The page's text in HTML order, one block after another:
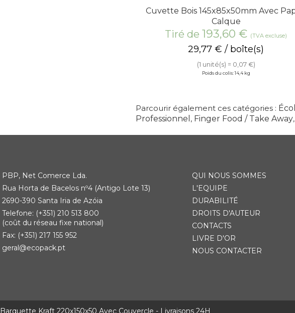
Cuvette Bois 145x85x50mm Avec
Calque
Tiré de 193,60 € (TVA excluse)
29,77 € / boîte(s)
(1 unité(s) = 0,07 €)
Poids du colis: 14,4 kg
Parcourir également ces catégories :
Professionnel , Finger Food / Take Away,
PBP, Net Comerce Lda.
Rua Horta de Bacelos nº4 (Antigo Lote 13)
2690-390 Santa Iria de Azóia
Telefone: (+351) 210 513 800
(coût du réseau fixe national)
Fax: (+351) 217 155 952
geral@ecopack.pt
QUI NOUS SOMMES
L'EQUIPE
DURABILITÉ
DROITS D'AUTEUR
CONTACTS
LIVRE D'OR
NOUS CONTACTER
Barquette Kraft 220x150x50 Avec Couvercle - Livraisons 24H